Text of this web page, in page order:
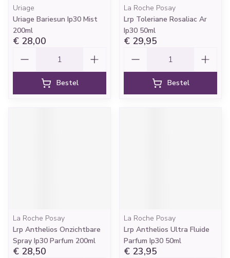
Uriage
Uriage Bariesun Ip30 Mist
200ml
€ 28,00
Bestel
La Roche Posay
Lrp Toleriane Rosaliac Ar
Ip30 50ml
€ 29,95
Bestel
La Roche Posay
Lrp Anthelios Onzichtbare
Spray Ip30 Parfum 200ml
€ 28,50
La Roche Posay
Lrp Anthelios Ultra Fluide
Parfum Ip30 50ml
€ 23,95